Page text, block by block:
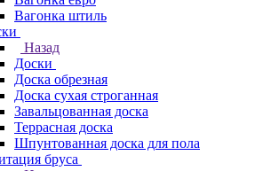
Вагонка штиль
Назад
Доски
Доска обрезная
Доска сухая строганная
Завальцованная доска
Террасная доска
Шпунтованная доска для пола
бруса